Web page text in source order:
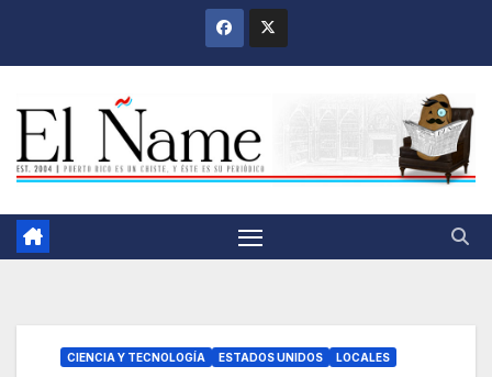
CIENCIA Y TECNOLOGÍA ESTADOS UNIDOS LOCALES